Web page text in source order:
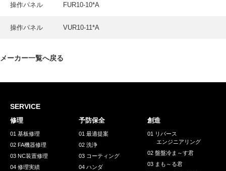
INTERVIEW
GREEN CHALLENGE
環境への取り組み
お問い合わせ 発送先
操作パネル FUR10-10*A
操作パネル VUR10-11*A
メーカー一覧へ戻る
SERVICE
修理
01 基板修理
02 FA機器修理
03 NC装置修理
04 修理実績
予防保全
01 最適提案
02 洗浄
03 コーティング
04 ハンダ
創造
01 リバース
エンジニアリング
02 盤盤冷ま～す君
03 まも～る君